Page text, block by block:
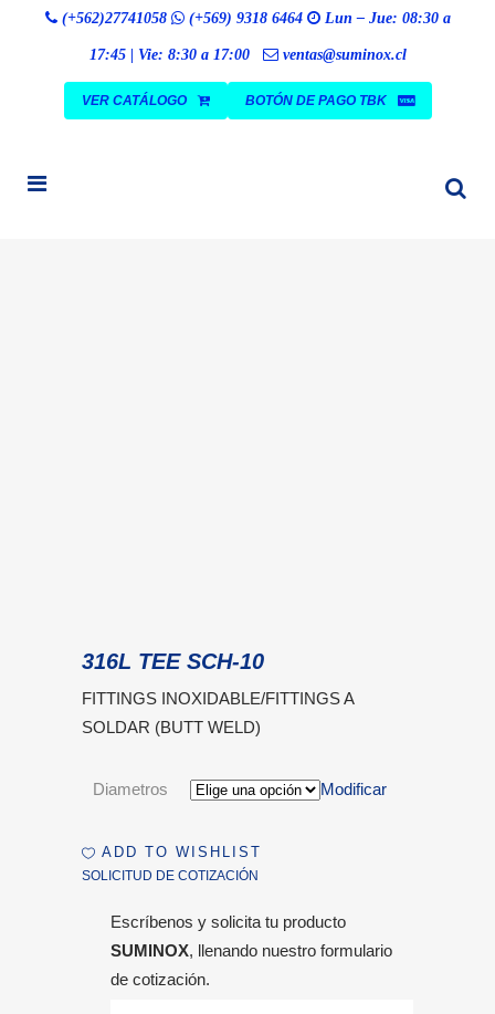
(+562)27741058 (+569) 9318 6464 Lun – Jue: 08:30 a
17:45 | Vie: 8:30 a 17:00 ventas@suminox.cl
VER CATÁLOGO BOTÓN DE PAGO TBK
316L TEE SCH-10
FITTINGS INOXIDABLE/FITTINGS A
SOLDAR (BUTT WELD)
Diametros Modificar
ADD TO WISHLIST
SOLICITUD DE COTIZACIÓN
Escríbenos y solicita tu producto
SUMINOX, llenando nuestro formulario
de cotización.
de
BUSCAR